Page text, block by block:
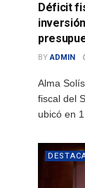
Déficit
BY ADMIN
Alma
fiscal del
ubicó en